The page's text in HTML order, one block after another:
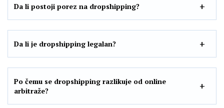
Da li postoji porez na dropshipping?
Da li je dropshipping legalan?
Po čemu se dropshipping razlikuje od online
arbitraže?